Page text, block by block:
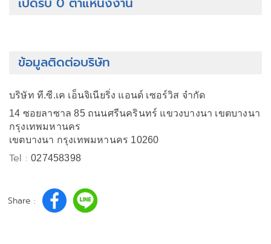
ข้อมูลติดต่อบริษัท
บริษัท ที.ซี.เค เอ็นจิเนียริ่ง แอนด์ เซอร์วิส จำกัด
14 ซอยลาซาล 85 ถนนศรีนครินทร์ แขวงบางนา เขตบางนา
กรุงเทพมหานคร
เขตบางนา กรุงเทพมหานคร 10260
Tel :027458398
Share :